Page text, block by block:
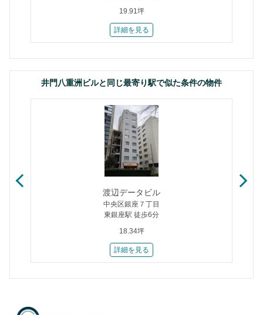
19.91坪
詳細を見る
井門八重洲ビルと同じ最寄り駅で似た条件の物件
渡辺データビル
中央区銀座７丁目
東銀座駅 徒歩6分
18.34坪
詳細を見る